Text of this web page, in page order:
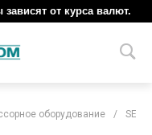
от курса валют.
оборудование /